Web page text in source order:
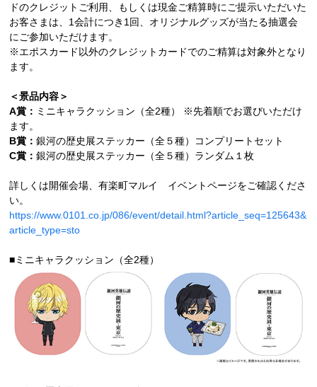
ドのクレジットご利用、もしくは現金ご精算時にご提示いただいた
お客さまは、1会計につき1回、オリジナルグッズが当たる抽選会
にご参加いただけます。
※エポスカード以外のクレジットカードでのご精算は対象外となり
ます。
＜景品内容＞
A賞： ミニキャラクッション（全2種） ※先着順でお選びいただけ
ます。
B賞：銀河の歴史展ステッカー（全５種）コンプリートセット
C賞：銀河の歴史展ステッカー（全５種）ランダム１枚
詳しくは開催会場、有楽町マルイ イベントページをご確認くださ
い。
https://www.0101.co.jp/086/event/detail.html?article_seq=125643&
article_type=sto
■ミニキャラクッション（全2種）